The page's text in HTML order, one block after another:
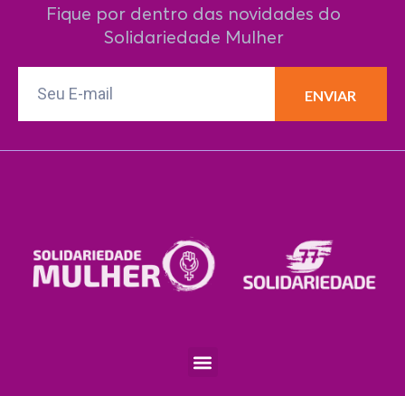
Fique por dentro das novidades do
Solidariedade Mulher